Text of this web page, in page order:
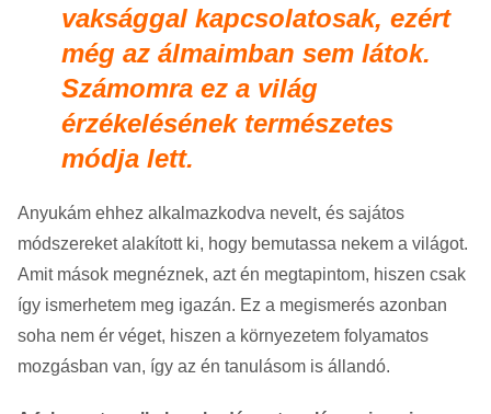
vaksággal kapcsolatosak, ezért
még az álmaimban sem látok.
Számomra ez a világ
érzékelésének természetes
módja lett.
Anyukám ehhez alkalmazkodva nevelt, és sajátos
módszereket alakított ki, hogy bemutassa nekem a világot.
Amit mások megnéznek, azt én megtapintom, hiszen csak
így ismerhetem meg igazán. Ez a megismerés azonban
soha nem ér véget, hiszen a környezetem folyamatos
mozgásban van, így az én tanulásom is állandó.